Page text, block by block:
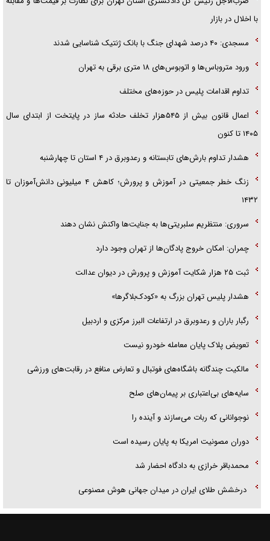
قصه ناتمام سرویس مدارس
با اخلال در بازار
مسجدی: ۴۰ درصد شهدای جنگ با بانک ژنتیک شناسایی شدند
ورود متروباس‌ها و اتوبوس‌های ۱۸ متری برقی به تهران
تداوم اقدامات پلیس در حوزه‌های مختلف
اعمال قانون بیش از ۵۴۵هزار تخلف حادثه ساز در پایتخت از ابتدای سال
۱۴۰۵ تا کنون
هشدار تداوم بارش‌های تابستانه و رعدوبرق در ۴ استان تا چهارشنبه
زنگ خطر جمعیتی در آموزش و پرورش؛ کاهش ۴ میلیونی دانش‌آموزان تا
۱۴۳۲
سروری: منتظریم سلبریتی‌ها به جنایت‌ها واکنش نشان دهند
چمران: امکان خروج پادگان‌ها از تهران وجود دارد
ثبت ۲۵ هزار شکایت آموزش و پرورش در دیوان عدالت
هشدار پلیس تهران بزرگ به «کودک‌بلاگرها»
رگبار باران و رعدوبرق در ارتفاعات البرز مرکزی و اردبیل
تعویض پلاک پایان معامله خودرو نیست
مالکیت چندگانه باشگاه‌های فوتبال و تعارض منافع در رقابت‌های ورزشی
سایه‌های بی‌اعتباری بر پیمان‌های صلح
نوجوانانی که ربات می‌سازند و آینده را
دوران مصونیت امریکا به پایان رسیده است
محمدباقر خرازی به دادگاه احضار شد
درخشش طلای ایران در میدان جهانی هوش مصنوعی